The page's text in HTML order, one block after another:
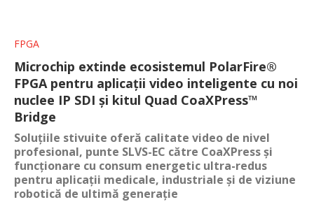
FPGA
Microchip extinde ecosistemul PolarFire®
FPGA pentru aplicații video inteligente cu noi
nuclee IP SDI și kitul Quad CoaXPress™
Bridge
Soluțiile stivuite oferă calitate video de nivel
profesional, punte SLVS-EC către CoaXPress și
funcționare cu consum energetic ultra-redus
pentru aplicații medicale, industriale și de viziune
robotică de ultimă generație